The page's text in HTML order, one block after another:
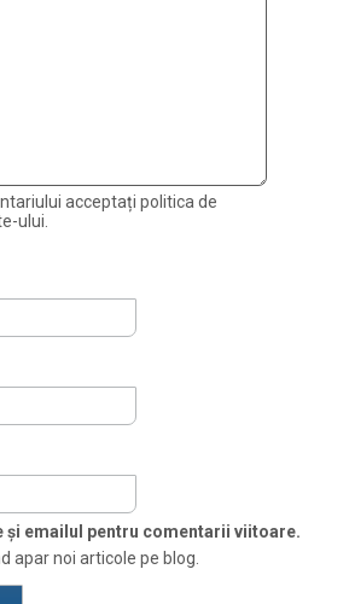
acceptați politica de
ului.
și emailul pentru comentarii viitoare.
apar noi articole pe blog.